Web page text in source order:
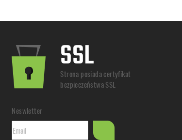
SSL
Strona posiada certyfikat
bezpieczeństwa SSL
Neswletter